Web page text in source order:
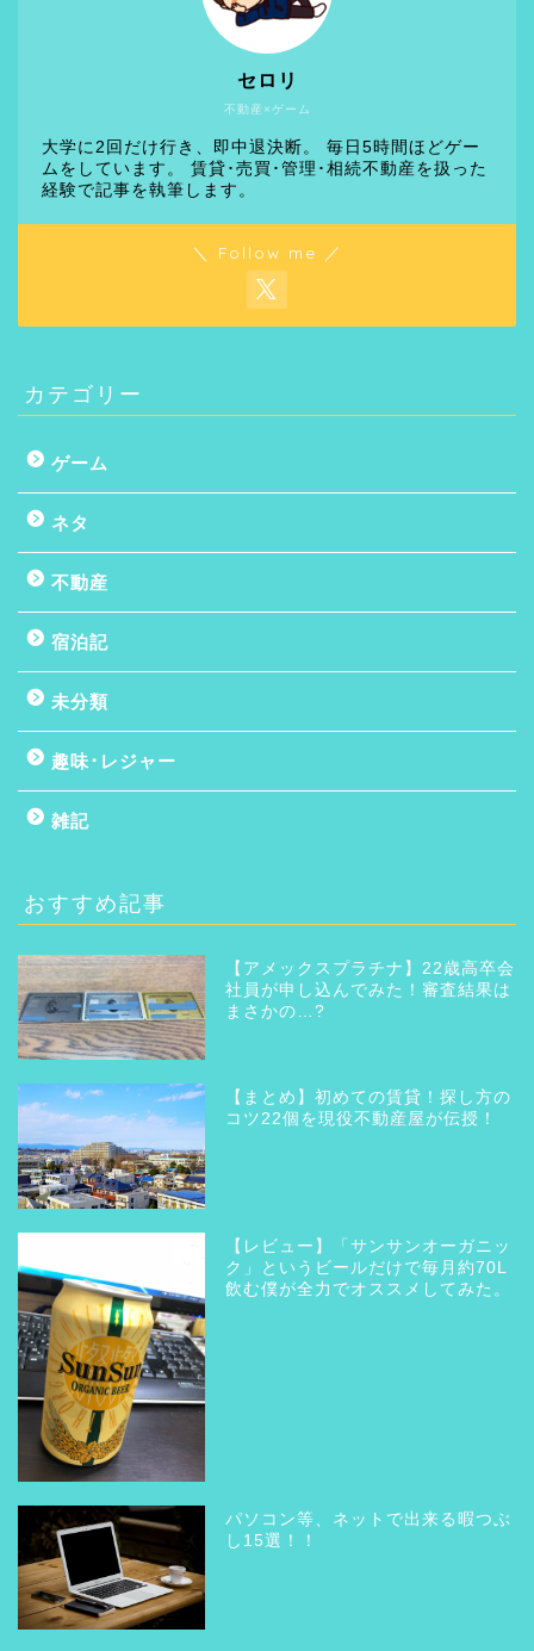
不動産×ゲーム
セロリ
大学に2回だけ行き、即中退決断。 毎日5時間ほどゲー
ムをしています。 賃貸･売買･管理･相続不動産を扱った
経験で記事を執筆します。
＼ Follow me ／
カテゴリー
ゲーム
ネタ
不動産
宿泊記
未分類
趣味･レジャー
雑記
おすすめ記事
【アメックスプラチナ】22歳高卒会
社員が申し込んでみた！審査結果は
まさかの…?
【まとめ】初めての賃貸！探し方の
コツ22個を現役不動産屋が伝授！
【レビュー】「サンサンオーガニッ
ク」というビールだけで毎月約70L
飲む僕が全力でオススメしてみた。
パソコン等、ネットで出来る暇つぶ
し15選！！